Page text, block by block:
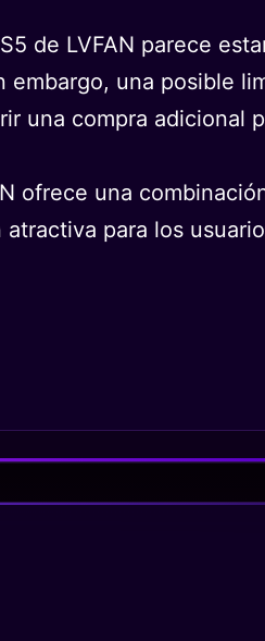
de LVFAN parece
una posible
una compra adicional
ofrece una
para los